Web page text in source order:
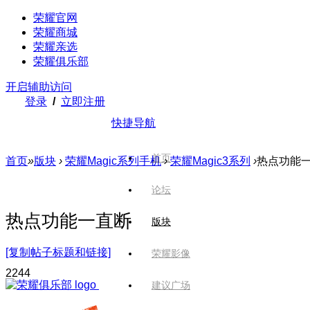
荣耀官网
荣耀商城
荣耀亲选
荣耀俱乐部
开启辅助访问
登录 / 立即注册
快捷导航
首页
论坛
版块
荣耀影像
建议广场
首页»版块 › 荣耀Magic系列手机 › 荣耀Magic3系列 ›热点功能
热点功能一直断
[复制帖子标题和链接]
2244